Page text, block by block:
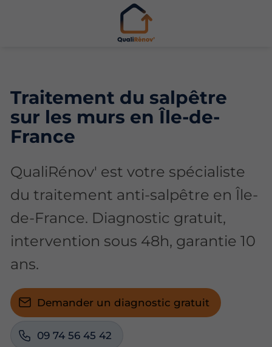
Traitement du salpêtre
sur les murs en Île-de-
France
QualiRénov' est votre spécialiste
du traitement anti-salpêtre en Île-
de-France. Diagnostic gratuit,
intervention sous 48h, garantie 10
ans.
Demander un diagnostic gratuit
09 74 56 45 42